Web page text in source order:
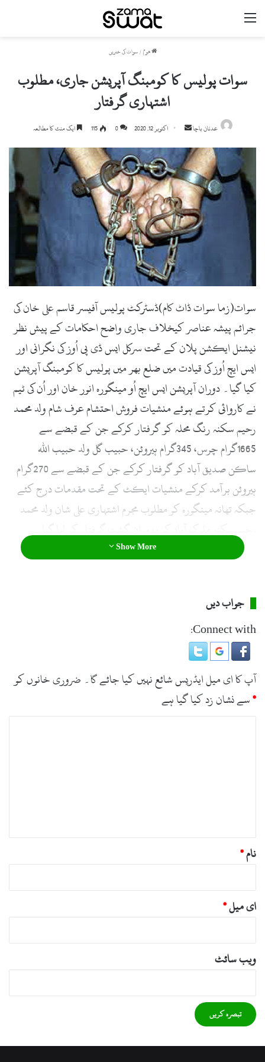
مینو
ھوم / سوات کی خبریں
سوات پولیس کا کومبنگ آپریشن جاری، مطلوب
اشتہاری گرفتار
عدنان باچا
Send
email
اکتوبر 12, 2020 0
115 ایک منٹ کا مطالعہ
سوات(زما سوات ڈاٹ کام)ڈسٹرکٹ پولیس آفیسر قاسم علی خان کی
جرائم پیشہ عناصر کیخلاف جاری واضح احکامات کے پیش نظر
نیشنل ایکشن پلان کے تحت سرکل ایس ڈی پی اُوز کی نگرانی اور
ایس ایچ اُوز کی قیادت میں ضلع بھر میں پولیس کا کومبنگ آپریشن
کیا گیا۔ دوران آپریشن ایس ایچ اُو مینگورہ انور خان اور اُن کی ٹیم
نے کاروائی کرتے ہوئے منشیات فروش احتشام عرف شام ولد محمد
رحیم سکنہ رنگ محلہ کو گرفتار کرکے جن کے قبضے سے
1665گرام چرس، 345گرام ہیروئن، حبیب گل ولد حبیب اللہ
ساکن صدیق آباد کو گرفتار کرکے جن کے قبضے سے 270گرام
ہیروئن برآمد کرکے منشیات ایکٹ کے تحت مقدمات درج کئے
جبکہ تھانہ مینگورہ کو مطلوب مجرم اشتہاری علی شان ولد محمد
Show More
جواب دیں
Connect with:
آپ کا ای میل ایڈریس شائع نہیں کیا جائے گا۔ ضروری خانوں کو
*سے نشان زد کیا گیا ہے
نام*
ای میل*
ویب‌ سائٹ